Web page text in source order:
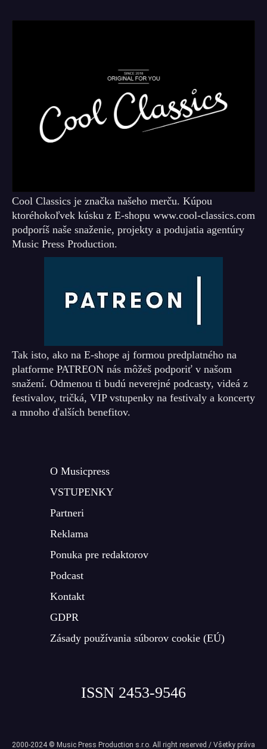
Cool Classics je značka našeho merču. Kúpou
ktoréhokoľvek kúsku z E-shopu www.cool-classics.com
podporíš naše snaženie, projekty a podujatia agentúry
Music Press Production.
Tak isto, ako na E-shope aj formou predplatného na
platforme PATREON nás môžeš podporiť v našom
snažení. Odmenou ti budú neverejné podcasty, videá z
festivalov, tričká, VIP vstupenky na festivaly a koncerty
a mnoho ďalších benefitov.
O Musicpress
VSTUPENKY
Partneri
Reklama
Ponuka pre redaktorov
Podcast
Kontakt
GDPR
Zásady používania súborov cookie (EÚ)
ISSN 2453-9546
2000-2024 © Music Press Production s.r.o. All right reserved / Všetky práva